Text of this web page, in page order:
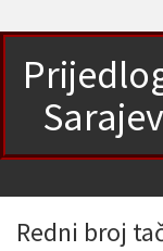
Redni broj